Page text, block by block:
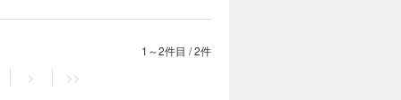
1～2件目 /2件
> >>